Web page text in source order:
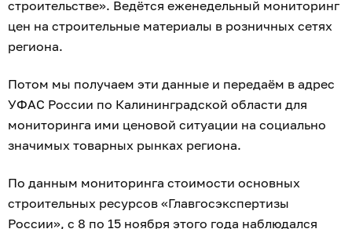
строительстве». Ведётся еженедельный мониторинг
цен на строительные материалы в розничных сетях
региона.
Потом мы получаем эти данные и передаём в адрес
УФАС России по Калининградской области для
мониторинга ими ценовой ситуации на социально
значимых товарных рынках региона.
По данным мониторинга стоимости основных
строительных ресурсов «Главгосэкспертизы
России», с 8 по 15 ноября этого года наблюдался